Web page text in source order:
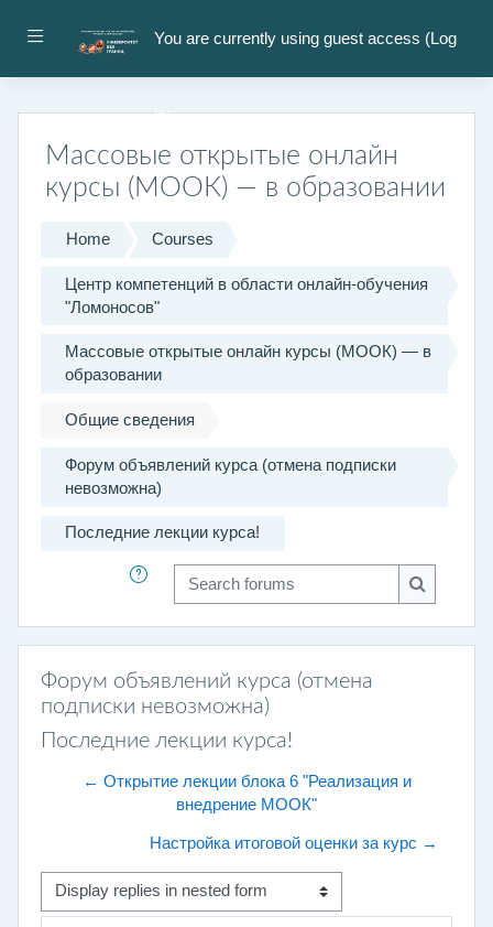
Side panel You are currently using guest access (Log
in)
Массовые открытые онлайн
курсы (МООК) — в образовании
Home Courses
Центр компетенций в области онлайн-обучения
"Ломоносов"
Массовые открытые онлайн курсы (МООК) — в
образовании
Общие сведения
Форум объявлений курса (отмена подписки
невозможна)
Последние лекции курса!
Search forums
Search
Форум объявлений курса (отмена
подписки невозможна)
Последние лекции курса!
← Открытие лекции блока 6 "Реализация и
внедрение МООК"
Настройка итоговой оценки за курс →
Display mode